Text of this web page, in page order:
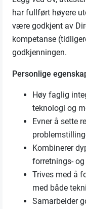
har fullført høyere
være godkjent av
kompetanse
godkjenningen.
Personlige
Høy faglig
teknologi og
Evner å sette
Kombinerer
forretnings-
Trives med å
med både
Samarbeider